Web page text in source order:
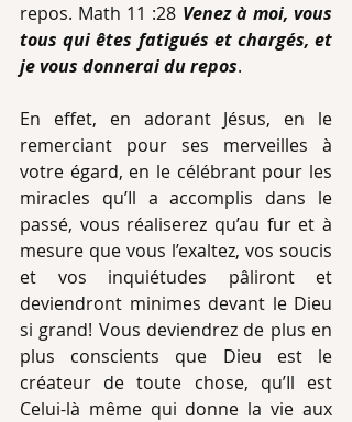
repos. Math 11 :28 Venez à moi, vous
tous qui êtes fatigués et chargés, et
je vous donnerai du repos.
En effet, en adorant Jésus, en le
remerciant pour ses merveilles à
votre égard, en le célébrant pour les
miracles qu’Il a accomplis dans le
passé, vous réaliserez qu’au fur et à
mesure que vous l’exaltez, vos soucis
et vos inquiétudes pâliront et
deviendront minimes devant le Dieu
si grand! Vous deviendrez de plus en
plus conscients que Dieu est le
créateur de toute chose, qu’Il est
Celui-là même qui donne la vie aux